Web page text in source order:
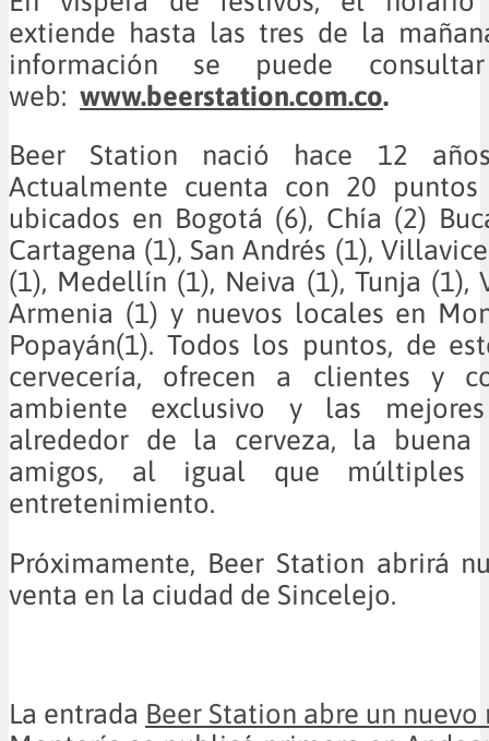
extiende hasta las tres de la
información se puede
web: www.beerstation.com.co.
Beer Station nació hace 12
Actualmente cuenta con 20
ubicados en Bogotá (6), Chía (2)
Cartagena (1), San Andrés (1),
(1), Medellín (1), Neiva (1), Tunja (1),
Armenia (1) y nuevos locales en
Popayán(1). Todos los puntos, de
cervecería, ofrecen a clientes y
ambiente exclusivo y las mejores
alrededor de la cerveza, la buena
amigos, al igual que múltiples
entretenimiento.
Próximamente, Beer Station abrirá
venta en la ciudad de Sincelejo.
La entrada Beer Station abre un